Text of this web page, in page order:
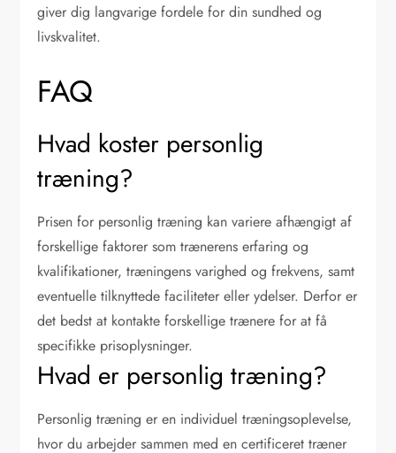
giver dig langvarige fordele for din sundhed og
livskvalitet.
FAQ
Hvad koster personlig
træning?
Prisen for personlig træning kan variere afhængigt af
forskellige faktorer som trænerens erfaring og
kvalifikationer, træningens varighed og frekvens, samt
eventuelle tilknyttede faciliteter eller ydelser. Derfor er
det bedst at kontakte forskellige trænere for at få
specifikke prisoplysninger.
Hvad er personlig træning?
Personlig træning er en individuel træningsoplevelse,
hvor du arbejder sammen med en certificeret træner